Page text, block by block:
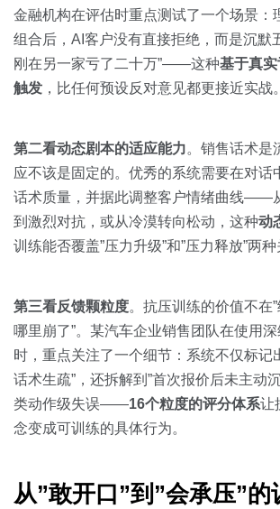
金融机构在评估时重点测试了一个场景：
组合后，AI客户没有直接拒绝，而是沉默
刚在另一家亏了二十万”——这种基于真
触发 ，比任何预设反对意见都更接近实战。
第二看动态剧本的适应能力。销售话术是
应不该是固定的。优秀的系统需要在对话
话术质量，并据此调整客户情绪曲线——
到激烈对抗，或从冷漠转向松动，这种动
训练能否覆盖”压力升级”和”压力释放”两种
第三看反馈颗粒度。抗压训练的价值不在
哪里崩了”。某汽车企业销售团队在使用
时，重点关注了一个细节：系统不仅标记
话术生疏”，还拆解到”首次报价后未主动
类动作级失误——16个粒度的评分体系让
念变成可训练的具体行为。
从”敢开口”到”会承压”的